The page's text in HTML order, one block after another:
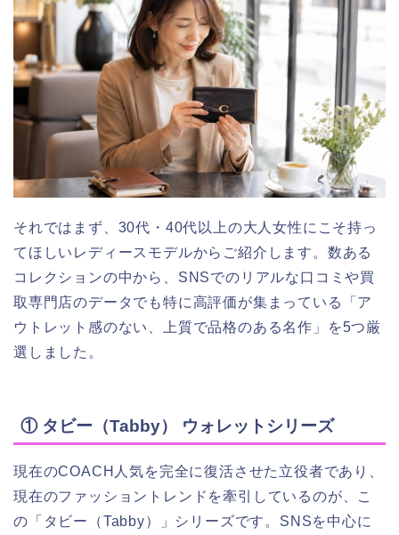
それではまず、30代・40代以上の大人女性にこそ持っ
てほしいレディースモデルからご紹介します。数ある
コレクションの中から、SNSでのリアルな口コミや買
取専門店のデータでも特に高評価が集まっている「ア
ウトレット感のない、上質で品格のある名作」を5つ厳
選しました。
① タビー（Tabby） ウォレットシリーズ
現在のCOACH人気を完全に復活させた立役者であり、
現在のファッショントレンドを牽引しているのが、こ
の「タビー（Tabby）」シリーズです。SNSを中心に